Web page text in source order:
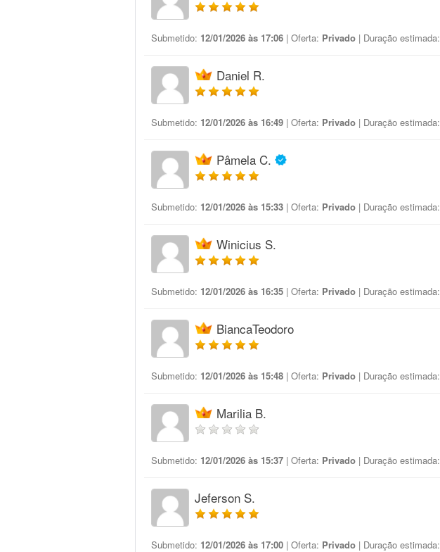
Submetido: 12/01/2026 às 17:06 | Oferta: Privado | Duração estimada:
Daniel R.
Submetido: 12/01/2026 às 16:49 | Oferta: Privado | Duração estimada:
Pâmela C.
Submetido: 12/01/2026 às 15:33 | Oferta: Privado | Duração estimada:
Winicius S.
Submetido: 12/01/2026 às 16:35 | Oferta: Privado | Duração estimada:
BiancaTeodoro
Submetido: 12/01/2026 às 15:48 | Oferta: Privado | Duração estimada:
Marilia B.
Submetido: 12/01/2026 às 15:37 | Oferta: Privado | Duração estimada:
Jeferson S.
Submetido: 12/01/2026 às 17:00 | Oferta: Privado | Duração estimada: